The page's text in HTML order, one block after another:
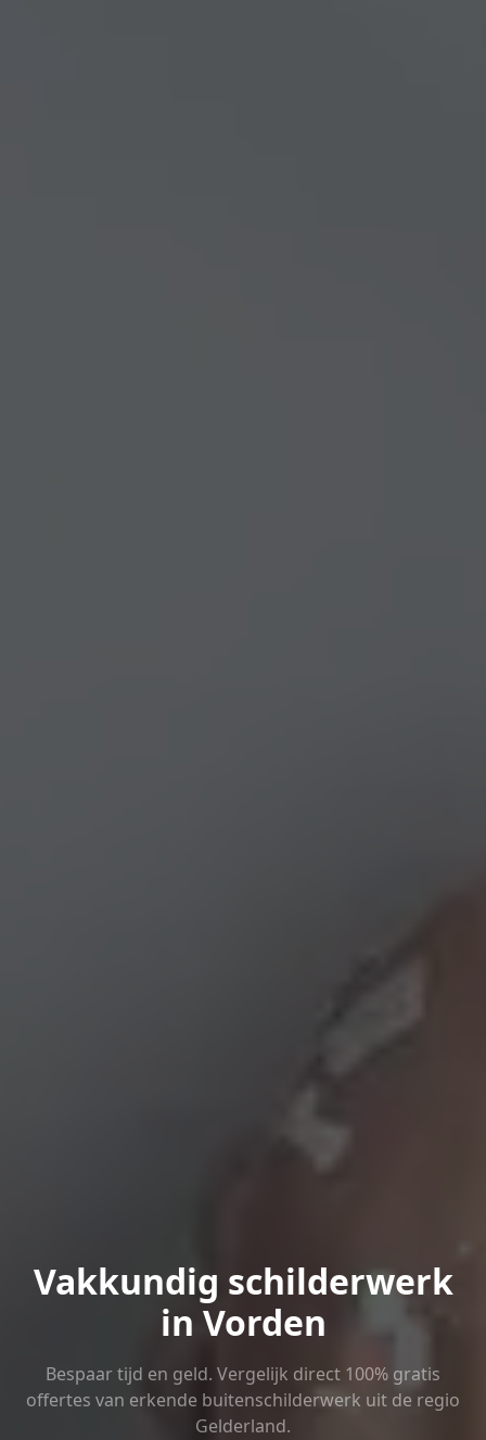
Vakkundig schilderwerk
in Vorden
Bespaar tijd en geld. Vergelijk direct 100% gratis
offertes van erkende buitenschilderwerk uit de regio
Gelderland.